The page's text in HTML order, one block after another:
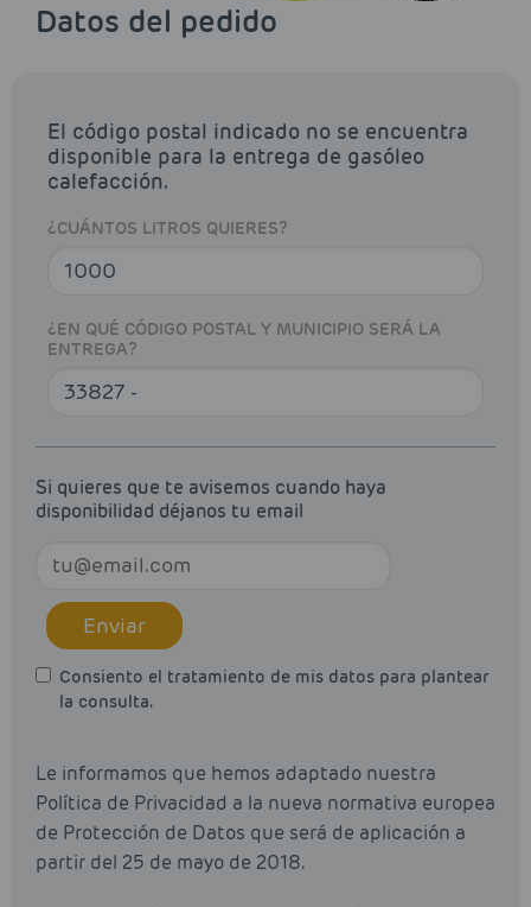
Datos del pedido
El código postal indicado no se encuentra
disponible para la entrega de gasóleo
calefacción.
¿CUÁNTOS LITROS QUIERES?
¿EN QUÉ CÓDIGO POSTAL Y MUNICIPIO SERÁ LA
ENTREGA?
Si quieres que te avisemos cuando haya
disponibilidad déjanos tu email
Enviar
Consiento el tratamiento de mis datos para plantear
la consulta.
Le informamos que hemos adaptado nuestra
Política de Privacidad a la nueva normativa europea
de Protección de Datos que será de aplicación a
partir del 25 de mayo de 2018.